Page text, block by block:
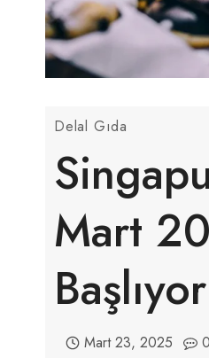
Delal Gıda
Mart
Başlıyor
Mart 23, 2025